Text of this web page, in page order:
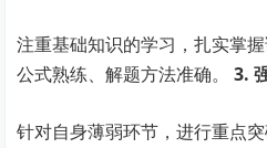
注重基础知识的学习，扎实掌
公式熟练、解题方法准确。3.
针对自身薄弱环节，进行重点